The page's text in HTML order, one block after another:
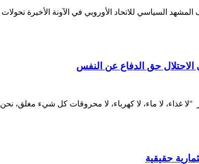
السياسي للاتحاد الأوروبي في الآونة الأخيرة
الاحتلال حق الدفاع عن النفس
"لا غذاء، لا ماء، لا كهرباء، لا محروقات كل شيء
حقيقية